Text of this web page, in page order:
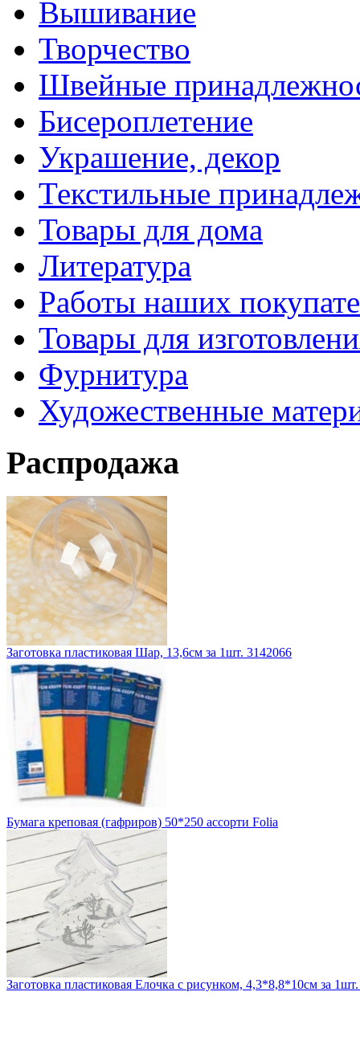
Вышивание
Творчество
Швейные
Бисероплетение
Украшение, декор
Текстильные
Товары для дома
Литература
Работы наших
Товары для
Фурнитура
Художественные
Распродажа
Заготовка пластиковая Шар, 13,6см за 1шт. 3142066
Бумага креповая (гафриров) 50*250 ассорти Folia
Заготовка пластиковая Елочка с рисунком, 4,3*8,8*10см за